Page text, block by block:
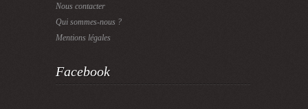
Nous contacter
Qui sommes-nous ?
Mentions légales
Facebook